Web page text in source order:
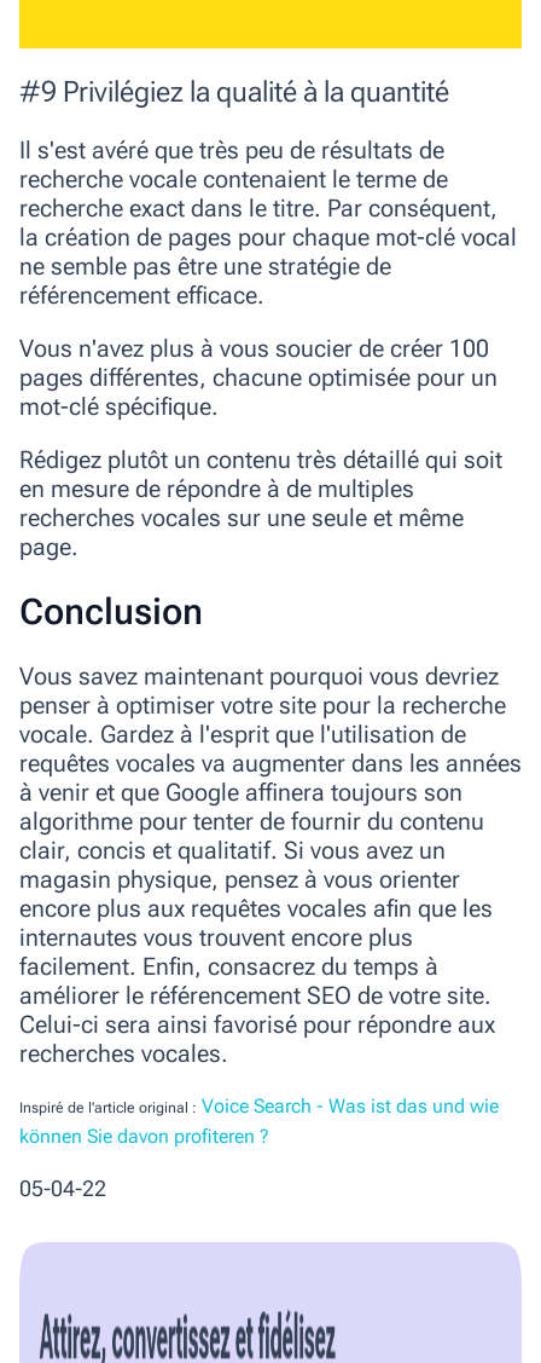
#9 Privilégiez la qualité à la quantité
Il s'est avéré que très peu de résultats de
recherche vocale contenaient le terme de
recherche exact dans le titre. Par conséquent,
la création de pages pour chaque mot-clé vocal
ne semble pas être une stratégie de
référencement efficace.
Vous n'avez plus à vous soucier de créer 100
pages différentes, chacune optimisée pour un
mot-clé spécifique.
Rédigez plutôt un contenu très détaillé qui soit
en mesure de répondre à de multiples
recherches vocales sur une seule et même
page.
Conclusion
Vous savez maintenant pourquoi vous devriez
penser à optimiser votre site pour la recherche
vocale. Gardez à l'esprit que l'utilisation de
requêtes vocales va augmenter dans les années
à venir et que Google affinera toujours son
algorithme pour tenter de fournir du contenu
clair, concis et qualitatif. Si vous avez un
magasin physique, pensez à vous orienter
encore plus aux requêtes vocales afin que les
internautes vous trouvent encore plus
facilement. Enfin, consacrez du temps à
améliorer le référencement SEO de votre site.
Celui-ci sera ainsi favorisé pour répondre aux
recherches vocales.
Inspiré de l'article original : Voice Search - Was ist das und wie
können Sie davon profiteren ?
05-04-22